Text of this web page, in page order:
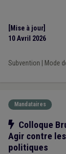
[Mise à jour]
10 Avril 2026
Subvention Mode
Mandataires
Notre action
Colloque
Agir contre
politiques